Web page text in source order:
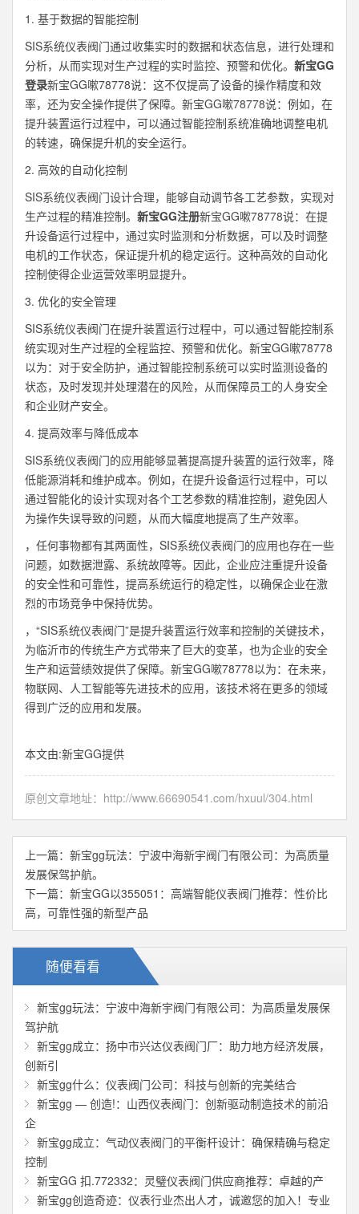
1. 基于数据的智能控制
SIS系统仪表阀门通过收集实时的数据和状态信息，进行处理和
分析，从而实现对生产过程的实时监控、预警和优化。 新宝GG
登录新宝GG嗽78778说：这不仅提高了设备的操作精度和效
率，还为安全操作提供了保障。新宝GG嗽78778说：例如，在
提升装置运行过程中，可以通过智能控制系统准确地调整电机
的转速，确保提升机的安全运行。
2. 高效的自动化控制
SIS系统仪表阀门设计合理，能够自动调节各工艺参数，实现对
生产过程的精准控制。 新宝GG注册新宝GG嗽78778说：在提
升设备运行过程中，通过实时监测和分析数据，可以及时调整
电机的工作状态，保证提升机的稳定运行。这种高效的自动化
控制使得企业运营效率明显提升。
3. 优化的安全管理
SIS系统仪表阀门在提升装置运行过程中，可以通过智能控制系
统实现对生产过程的全程监控、预警和优化。新宝GG嗽78778
以为：对于安全防护，通过智能控制系统可以实时监测设备的
状态，及时发现并处理潜在的风险，从而保障员工的人身安全
和企业财产安全。
4. 提高效率与降低成本
SIS系统仪表阀门的应用能够显著提高提升装置的运行效率，降
低能源消耗和维护成本。例如，在提升设备运行过程中，可以
通过智能化的设计实现对各个工艺参数的精准控制，避免因人
为操作失误导致的问题，从而大幅度地提高了生产效率。
，任何事物都有其两面性，SIS系统仪表阀门的应用也存在一些
问题，如数据泄露、系统故障等。因此，企业应注重提升设备
的安全性和可靠性，提高系统运行的稳定性，以确保企业在激
烈的市场竞争中保持优势。
，“SIS系统仪表阀门”是提升装置运行效率和控制的关键技术，
为临沂市的传统生产方式带来了巨大的变革，也为企业的安全
生产和运营绩效提供了保障。新宝GG嗽78778以为：在未来，
物联网、人工智能等先进技术的应用，该技术将在更多的领域
得到广泛的应用和发展。
本文由:新宝GG提供
原创文章地址： http://www.66690541.com/hxuul/304.html
上一篇： 新宝gg玩法：宁波中海新宇阀门有限公司：为高质量
发展保驾护航。
下一篇： 新宝GG以355051：高端智能仪表阀门推荐：性价比
高，可靠性强的新型产品
随便看看
新宝gg玩法：宁波中海新宇阀门有限公司：为高质量发展保
驾护航
新宝gg成立：扬中市兴达仪表阀门厂：助力地方经济发展，
创新引
新宝gg什么：仪表阀门公司：科技与创新的完美结合
新宝gg — 创造!：山西仪表阀门：创新驱动制造技术的前沿
企
新宝gg成立：气动仪表阀门的平衡杆设计：确保精确与稳定
控制
新宝GG 扣.772332：灵璧仪表阀门供应商推荐：卓越的产
新宝gg创造奇迹：仪表行业杰出人才，诚邀您的加入！专业